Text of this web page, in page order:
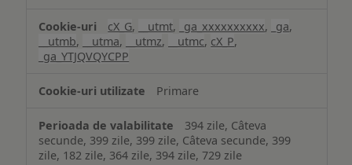
cX_G, __utmt, _ga_xxxxxxxxxx, _ga,
__utmb, __utma, __utmz, __utmc, cX_P,
_ga_YTJQVQYCPP
Primare
394 zile, Câteva
secunde, 399 zile, 399 zile, Câteva secunde, 399
zile, 182 zile, 364 zile, 394 zile, 729 zile